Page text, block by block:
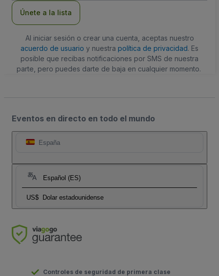
Únete a la lista
Al iniciar sesión o crear una cuenta, aceptas nuestro
acuerdo de usuario y nuestra política de privacidad. Es
posible que recibas notificaciones por SMS de nuestra
parte, pero puedes darte de baja en cualquier momento.
Eventos en directo en todo el mundo
España
Español (ES)
US$ Dolar estadounidense
Controles de seguridad de primera clase